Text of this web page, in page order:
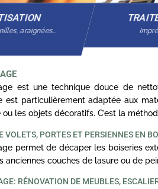
araignées…
est une technique douce de
est particulièrement adaptée aux
les objets décoratifs. C’est la
VOLETS, PORTES ET PERSIENNES EN
permet de décaper les boiseries
anciennes couches de lasure ou de
RÉNOVATION DE MEUBLES,